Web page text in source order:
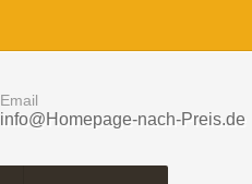
Email
info@Homepage-nach-Preis.de